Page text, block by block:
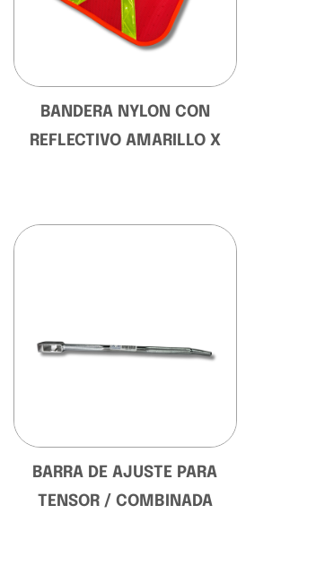
BANDERA NYLON CON
REFLECTIVO AMARILLO X
BARRA DE AJUSTE PARA
TENSOR / COMBINADA